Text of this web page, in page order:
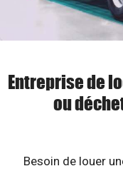
Entreprise de
ou
Besoin de louer